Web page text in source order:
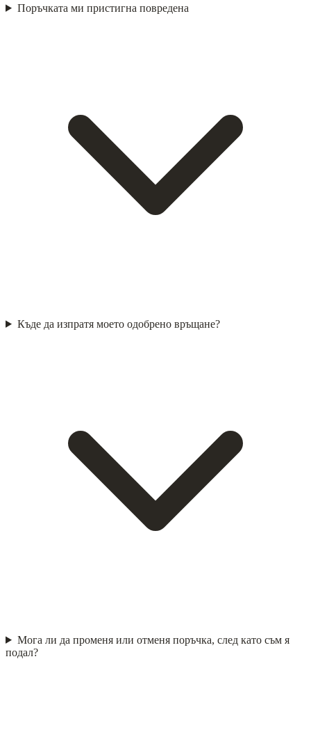
Поръчката ми пристигна повредена
Къде да изпратя моето одобрено връщане?
Мога ли да променя или отменя поръчка, след като съм я
подал?